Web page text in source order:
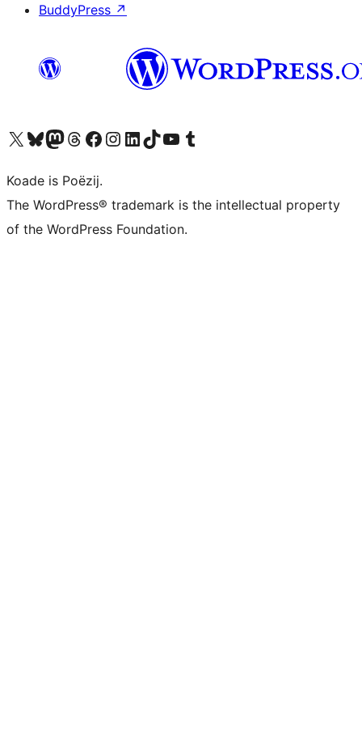
BuddyPress ↗
Visit our X (formerly Twitter) account
Visit our Bluesky account
Visit our Mastodon account
Visit our Threads account
Besykje ús Facebook sideBesykje ús Instagram-akkount
Besykje ús LinkedIn akkount
Visit our TikTok account
Visit our YouTube channel
Visit our Tumblr account
Koade is Poëzij.
The WordPress® trademark is the intellectual property
of the WordPress Foundation.